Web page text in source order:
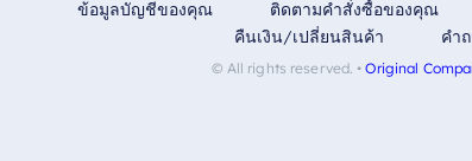
ข้อมูลบัญชีของคุณ ติดตามคำสั่งซื้อของคุณ
คืนเงิน/เปลี่ยนสินค้า
คำ
© All rights reserved. •Original